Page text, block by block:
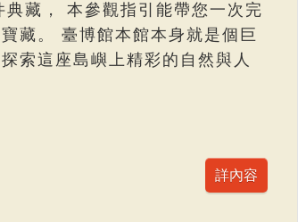
藏， 本參觀指引能帶您一次完
藏。 臺博館本館本身就是個巨
索這座島嶼上精彩的自然與人